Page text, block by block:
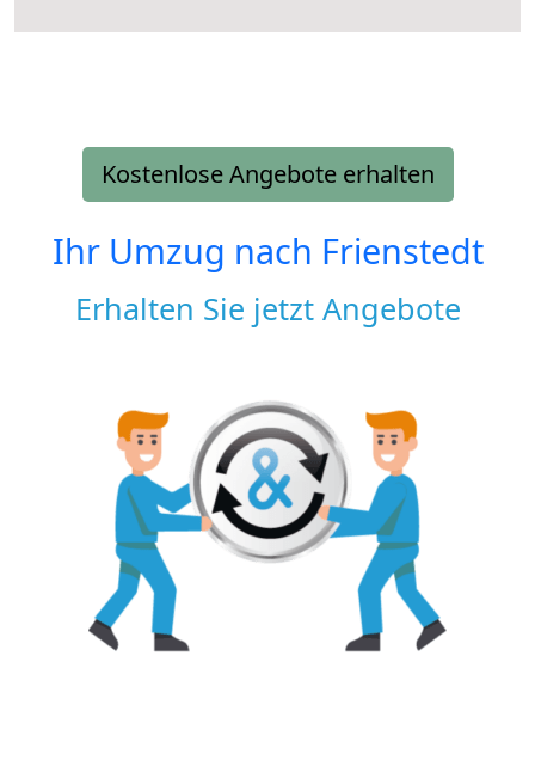
Kostenlose Angebote erhalten
Ihr Umzug nach Frienstedt
Erhalten Sie jetzt Angebote